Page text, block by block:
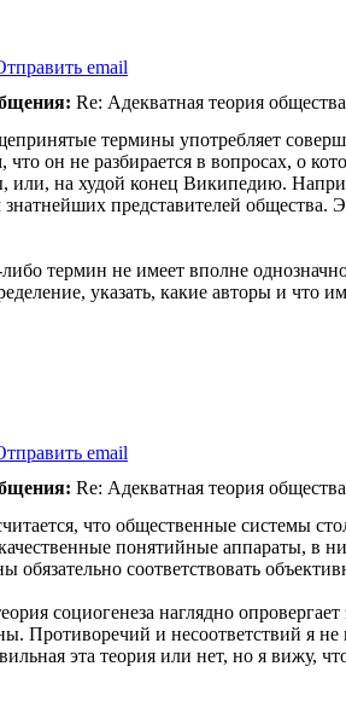
Re: Адекватная теория
термины употребляет
что он не разбирается в вопросах, о
или, на худой конец Википедию.
представителей общества.
термин не имеет вполне
указать, какие авторы и
Re: Адекватная теория
что общественные системы
понятийные аппараты, в
обязательно соответствовать
социогенеза наглядно
Противоречий и несоответствий я
эта теория или нет, но я вижу,